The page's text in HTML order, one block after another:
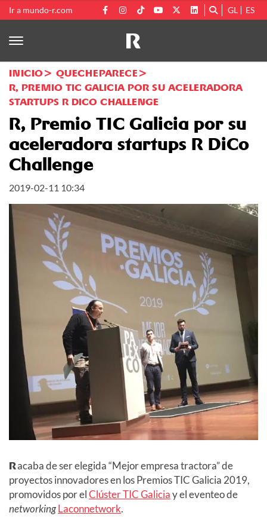
Ir a mundo-r.com GL ES
INICIO
QUECHEPARECE
R, PREMIO TIC GALICIA POR SU ACELERADORA
STARTUPS R DICO CHALLENGE
R, Premio TIC Galicia por su
aceleradora startups R DiCo
Challenge
2019-02-11 10:34
Racaba de ser elegida “Mejor empresa tractora” de
proyectos innovadores en los Premios TIC Galicia 2019,
promovidos por elClúster TIC Galiciay el eventeo de
networkingLaconnetwork.